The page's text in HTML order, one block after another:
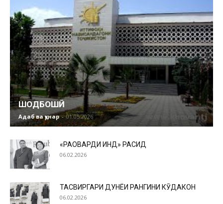
ШОДБОШӢ
Адаб ва ҳунар - 01.05.2026
«РАҲОВАРДИ ҲИНД» РАСИД
06.02.2026
ТАСВИРГАРИ ДУНЁИ РАНГИНИ КӮДАКОН
06.02.2026